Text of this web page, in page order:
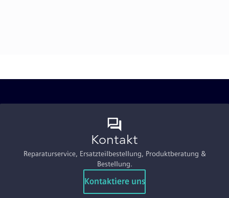
Kontakt
Reparaturservice, Ersatzteilbestellung, Produktberatung &
Bestellung.
Kontaktiere uns